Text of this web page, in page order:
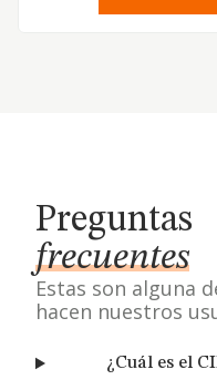
Preguntas
frecuentes
Estas son alguna
hacen nuestros
¿Cuál es el